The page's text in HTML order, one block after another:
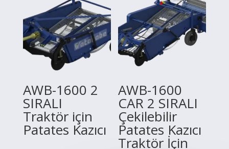
AWB-1600 2
SIRALI
Traktör için
Patates Kazıcı
AWB-1600
CAR 2 SIRALI
Çekilebilir
Patates Kazıcı
Traktör İçin